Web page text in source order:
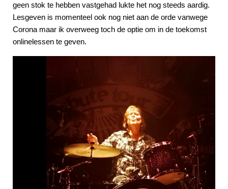
geen stok te hebben vastgehad lukte het nog steeds aardig.
Lesgeven is momenteel ook nog niet aan de orde vanwege
Corona maar ik overweeg toch de optie om in de toekomst
onlinelessen te geven.